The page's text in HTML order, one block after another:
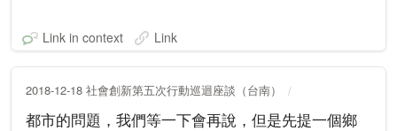
Link in context Link
2018-12-18 社會創新第五次行動巡迴座談（台南）
都市的問題，我們等一下會再說，但是先提一個鄉